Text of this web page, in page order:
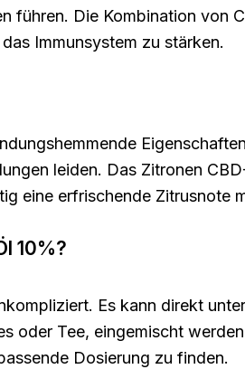
führen. Die Kombination
Immunsystem zu stärken.
leiden. Das Zitronen
eine erfrischende Zitrusnote
10%?
Es kann direkt
oder Tee, eingemischt
Dosierung zu finden.